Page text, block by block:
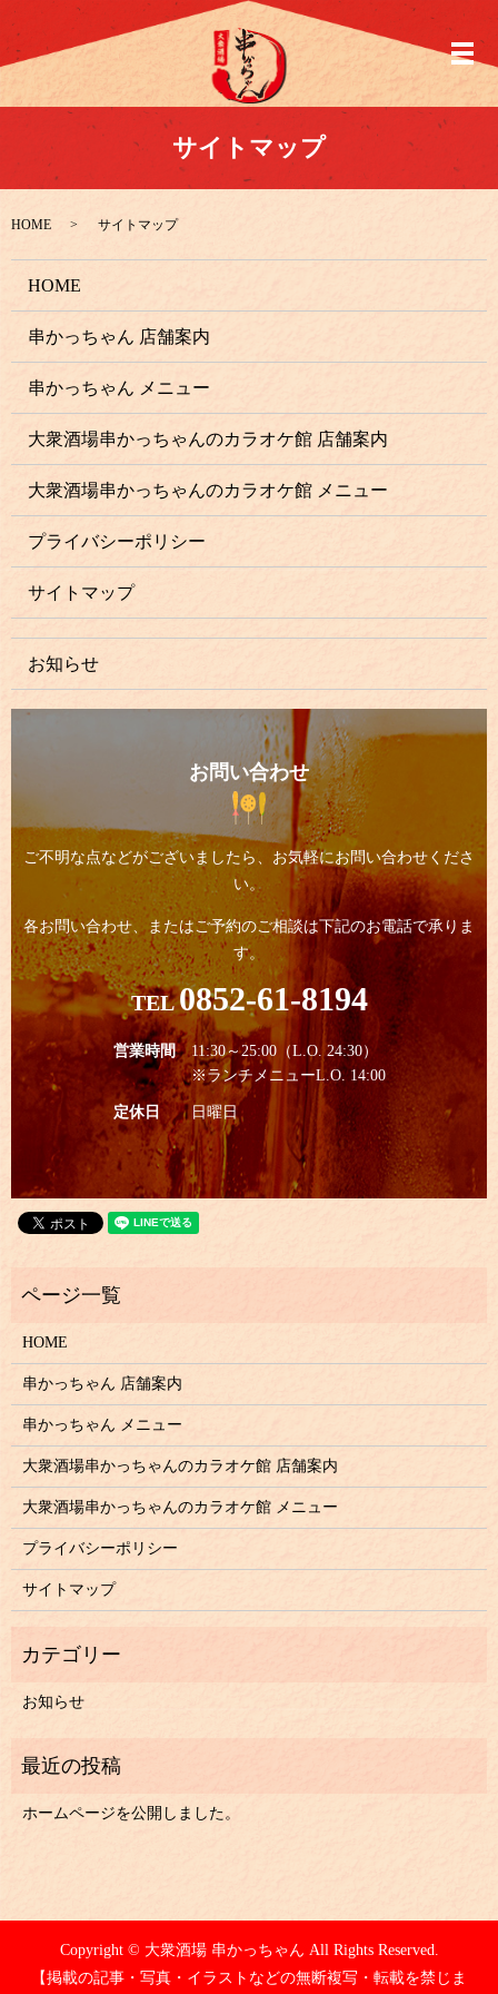
メ
サイトマップ
HOME サイトマップ
HOME
串かっちゃん 店舗案内
串かっちゃん メニュー
大衆酒場串かっちゃんのカラオケ館 店舗案内
大衆酒場串かっちゃんのカラオケ館 メニュー
プライバシーポリシー
サイトマップ
お知らせ
お問い合わせ
ご不明な点などがございましたら、お気軽にお問い合わせくださ
い。
各お問い合わせ、またはご予約のご相談は下記のお電話で承りま
す。
TEL0852-61-8194
営業時間
11:30～25:00（L.O. 24:30）
※ランチメニューL.O. 14:00
定休日 日曜日
HOME
串かっちゃん 店舗案内
串かっちゃん メニュー
大衆酒場串かっちゃんのカラオケ館店舗案内
大衆酒場串かっちゃんのカラオケ館メニュー
プライバシーポリシー
サイトマップ
お知らせ
ホームページを公開しました。
Copyright © 大衆酒場 串かっちゃん All Rights Reserved.
【掲載の記事・写真・イラストなどの無断複写・転載を禁じま